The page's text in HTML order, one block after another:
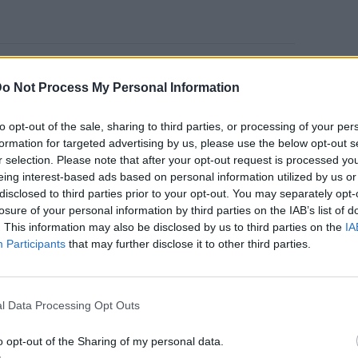
Not Process My Personal Information
opt-out of the sale, sharing to third parties, or processing of your
for targeted advertising by us, please use the below opt-out
selection. Please note that after your opt-out request is processed
interest-based ads based on personal information utilized by us
to third parties prior to your opt-out. You may separately
of your personal information by third parties on the IAB’s list of
This information may also be disclosed by us to third parties on the
Participants that may further disclose it to other third parties.
Data Processing Opt Outs
opt-out of the Sharing of my personal data.
την αντίδραση μέρους του
όχι τόσο για τον εαυτό της, αλλά
γυναίκες και στα κορίτσια. Όπως
ότι ένα πλήρως καλυμμένο outfit
μόνο και μόνο επειδή θύμιζε παιδικό
ΓΙΑ ΤΑ ΣΧΌΛΙΑ ΣΤΟ ΦΌΡΕΜΆ ΤΗΣ:
ΤΗΝ ΠΑIΔΟΦΙΛIΑ»
παρελθόν έχει εμφανιστεί στη σκηνή με
αισθανθεί ότι υπάρχει κάτι λάθος σε
του συγκεκριμένου φορέματος ένιωσε ότι